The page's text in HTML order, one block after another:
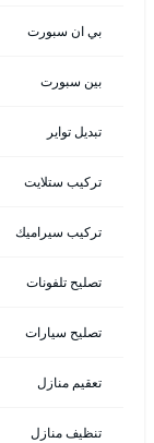
بي ان سبورت
بين سبورت
تبديل تواير
تركيب ستلايت
تركيب سيراميك
تصليح تلفونات
تصليح سيارات
تعقيم منازل
تنظيف منازل